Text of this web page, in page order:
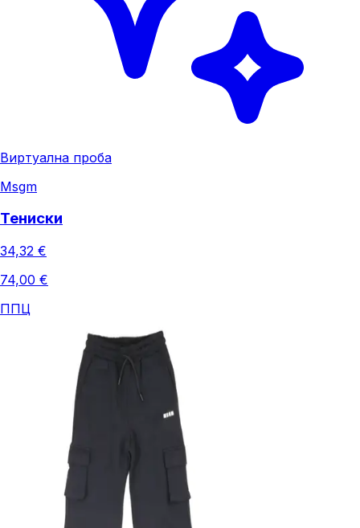
Виртуална проба
Msgm
Тениски
34,32 €
74,00 €
ППЦ